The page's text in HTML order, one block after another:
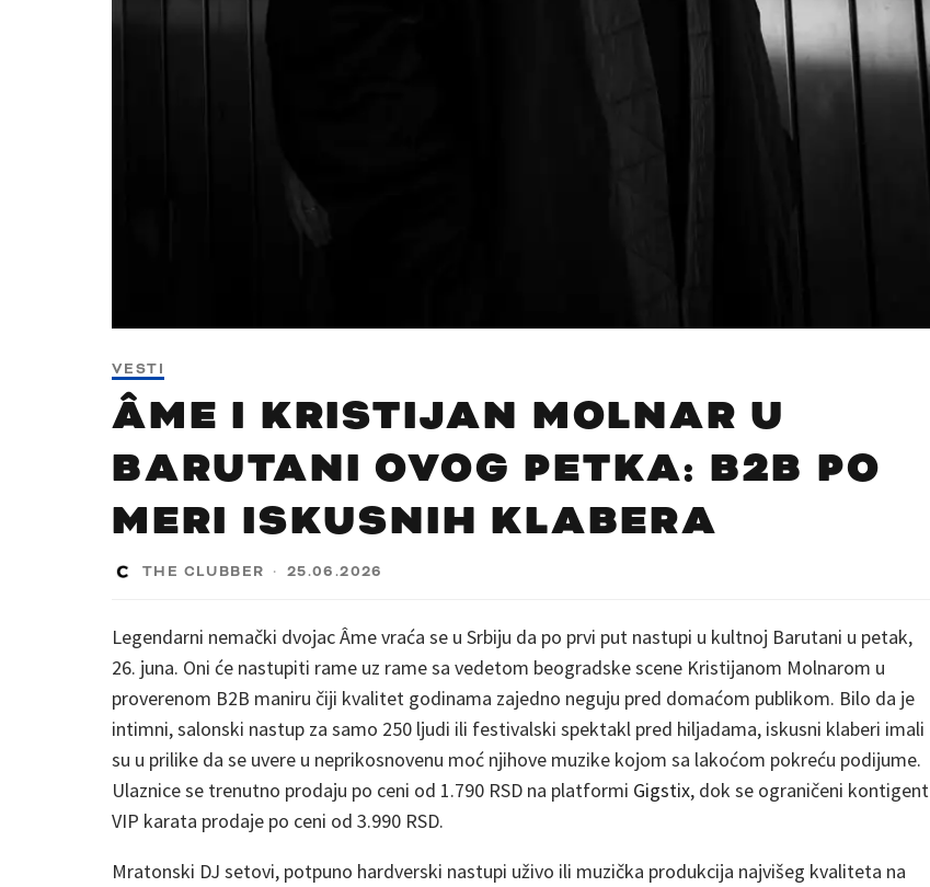
VESTI
ÂME I KRISTIJAN MOLNAR U
BARUTANI OVOG PETKA: B2B PO
MERI ISKUSNIH KLABERA
THE CLUBBER · 25.06.2026
Legendarni nemački dvojac Âme vraća se u Srbiju da po prvi put nastupi u kultnoj Barutani u petak,
26. juna. Oni će nastupiti rame uz rame sa vedetom beogradske scene Kristijanom Molnarom u
proverenom B2B maniru čiji kvalitet godinama zajedno neguju pred domaćom publikom. Bilo da je
intimni, salonski nastup za samo 250 ljudi ili festivalski spektakl pred hiljadama, iskusni klaberi imali
su u prilike da se uvere u neprikosnovenu moć njihove muzike kojom sa lakoćom pokreću podijume.
Ulaznice se trenutno prodaju po ceni od 1.790 RSD na platformi Gigstix, dok se ograničeni kontigent
VIP karata prodaje po ceni od 3.990 RSD.
Mratonski DJ setovi, potpuno hardverski nastupi uživo ili muzička produkcija najvišeg kvaliteta na